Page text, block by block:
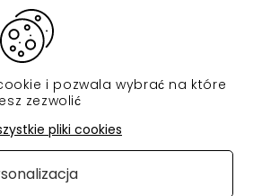
RS-JS50-IXO ADAPTABLE VOITURE
kategorii:
i pozwala wybrać na które
zezwolić
pliki cookies